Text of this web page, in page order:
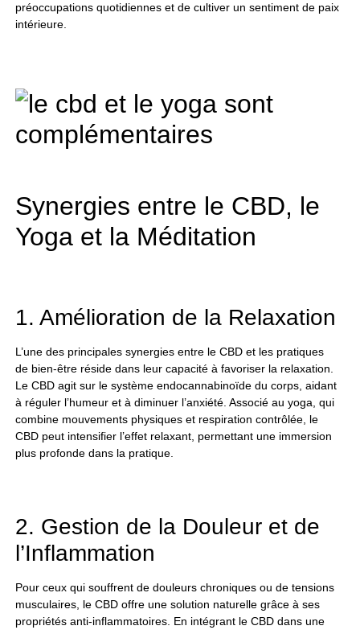
préoccupations quotidiennes et de cultiver un sentiment de paix
intérieure.
Synergies entre le CBD, le
Yoga et la Méditation
1. Amélioration de la Relaxation
L’une des principales synergies entre le CBD et les pratiques
de bien-être réside dans leur capacité à favoriser la relaxation.
Le CBD agit sur le système endocannabinoïde du corps, aidant
à réguler l’humeur et à diminuer l’anxiété. Associé au yoga, qui
combine mouvements physiques et respiration contrôlée, le
CBD peut intensifier l’effet relaxant, permettant une immersion
plus profonde dans la pratique.
2. Gestion de la Douleur et de
l’Inflammation
Pour ceux qui souffrent de douleurs chroniques ou de tensions
musculaires, le CBD offre une solution naturelle grâce à ses
propriétés anti-inflammatoires. En intégrant le CBD dans une